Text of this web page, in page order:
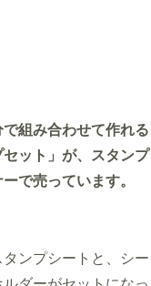
組み合わせて作れる
セット」が、スタンプ
で売っています。
ンプシートと、シー